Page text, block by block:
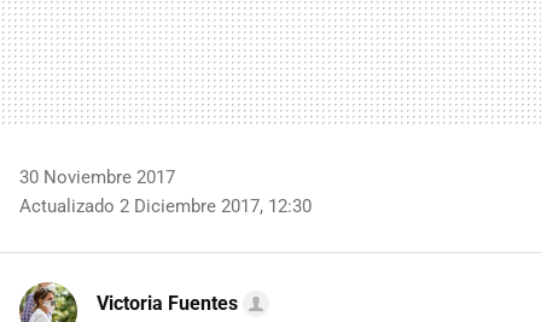
30 Noviembre 2017
Actualizado 2 Diciembre 2017, 12:30
Victoria Fuentes